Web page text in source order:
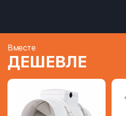
Вместе
ДЕШЕВЛЕ